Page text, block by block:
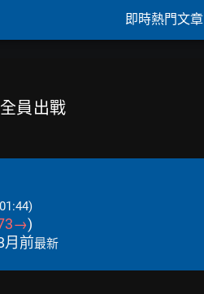
即時熱門文章
員出戰
→)
月前最新